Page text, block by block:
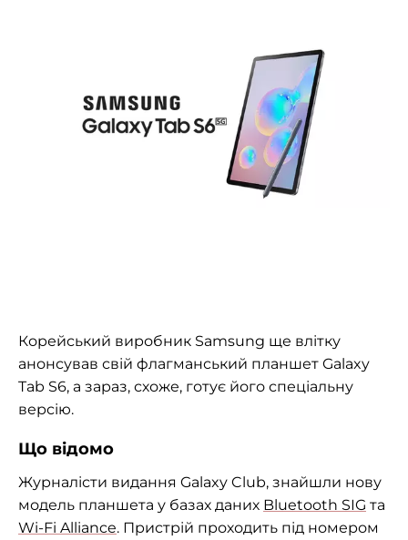
Корейський виробник Samsung ще влітку
анонсував свій флагманський планшет Galaxy
Tab S6, а зараз, схоже, готує його спеціальну
версію.
Що відомо
Журналісти видання Galaxy Club, знайшли нову
модель планшета у базах даних Bluetooth SIG та
Wi-Fi Alliance. Пристрій проходить під номером